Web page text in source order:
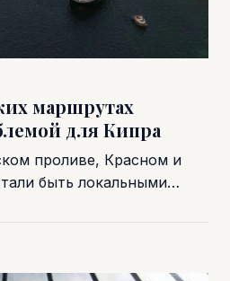
маршрутах
для Кипра
проливе, Красном и
быть локальными…